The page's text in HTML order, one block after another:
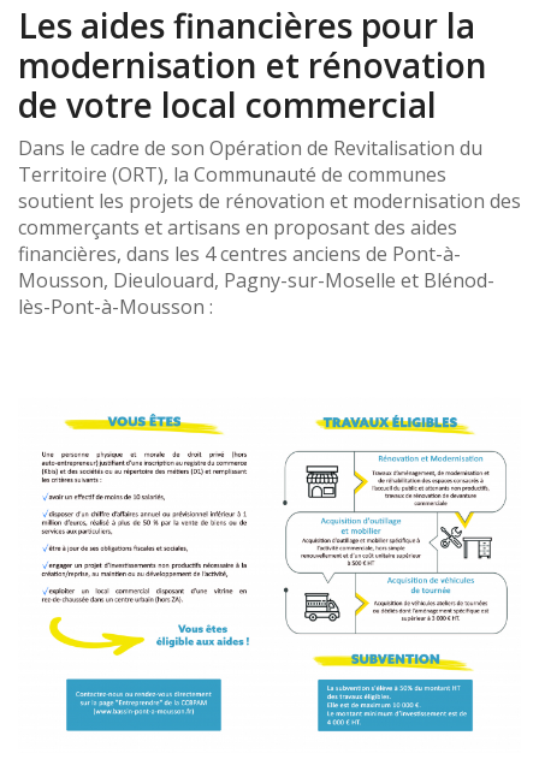
Les aides financières pour la
modernisation et rénovation
de votre local commercial
Dans le cadre de son Opération de Revitalisation du
Territoire (ORT), la Communauté de communes
soutient les projets de rénovation et modernisation des
commerçants et artisans en proposant des aides
financières, dans les 4 centres anciens de Pont-à-
Mousson, Dieulouard, Pagny-sur-Moselle et Blénod-
lès-Pont-à-Mousson :